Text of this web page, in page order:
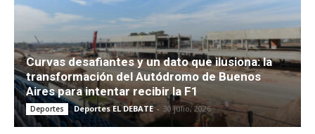
Curvas desafiantes y un dato que ilusiona: la
transformación del Autódromo de Buenos
Aires para intentar recibir la F1
Deportes Deportes EL DEBATE - 30 julio, 2026